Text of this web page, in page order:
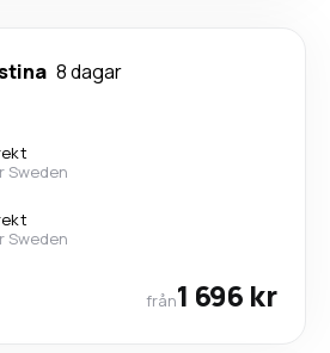
8 dagar
Sweden
Sweden
från1 696 kr